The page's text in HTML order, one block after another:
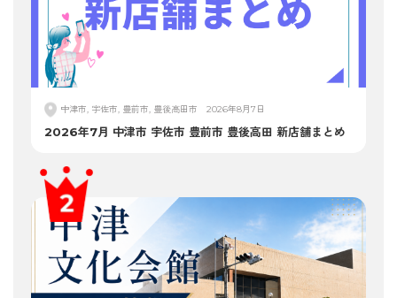
中津市, 宇佐市, 豊前市, 豊後高田市 2026年8月7日
2026年7月 中津市 宇佐市 豊前市 豊後高田 新店舗まとめ